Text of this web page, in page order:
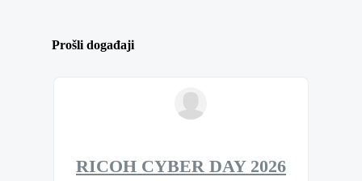
Prošli događaji
RICOH CYBER DAY 2026